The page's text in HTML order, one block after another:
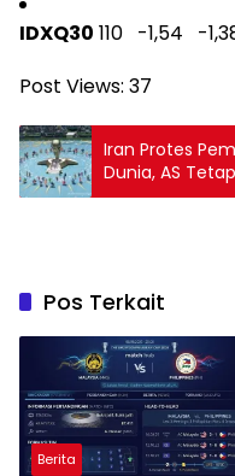
IDXQ30 110 -1,54 -
Post Views: 37
Iran Protes
Dunia, AS
Pos Terkait
Berita